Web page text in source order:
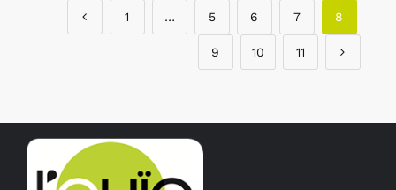
1 … 5 6 7 8
9 10 11